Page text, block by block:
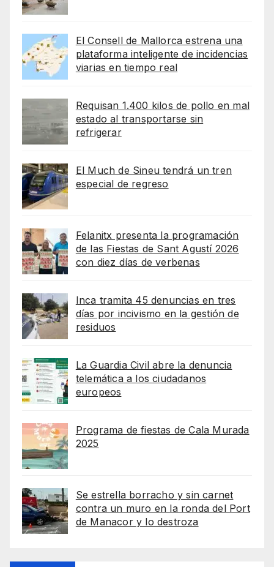
El Consell de Mallorca estrena una
plataforma inteligente de incidencias
viarias en tiempo real
Requisan 1.400 kilos de pollo en mal
estado al transportarse sin
refrigerar
El Much de Sineu tendrá un tren
especial de regreso
Felanitx presenta la programación
de las Fiestas de Sant Agustí 2026
con diez días de verbenas
Inca tramita 45 denuncias en tres
días por incivismo en la gestión de
residuos
La Guardia Civil abre la denuncia
telemática a los ciudadanos
europeos
Programa de fiestas de Cala Murada
2025
Se estrella borracho y sin carnet
contra un muro en la ronda del Port
de Manacor y lo destroza